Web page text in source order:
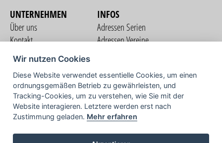
UNTERNEHMEN
Über uns
Kontakt
Nutzungsbedingungen
Datenschutzerklärung
Impressum
INFOS
Adressen Serien
Adressen Vereine
COMMUNITY
TV
Wir nutzen Cookies
Diese Website verwendet essentielle Cookies, um einen
ordnungsgemäßen Betrieb zu gewährleisten, und
Tracking-Cookies, um zu verstehen, wie Sie mit der
Website interagieren. Letztere werden erst nach
Zustimmung geladen. Mehr erfahren